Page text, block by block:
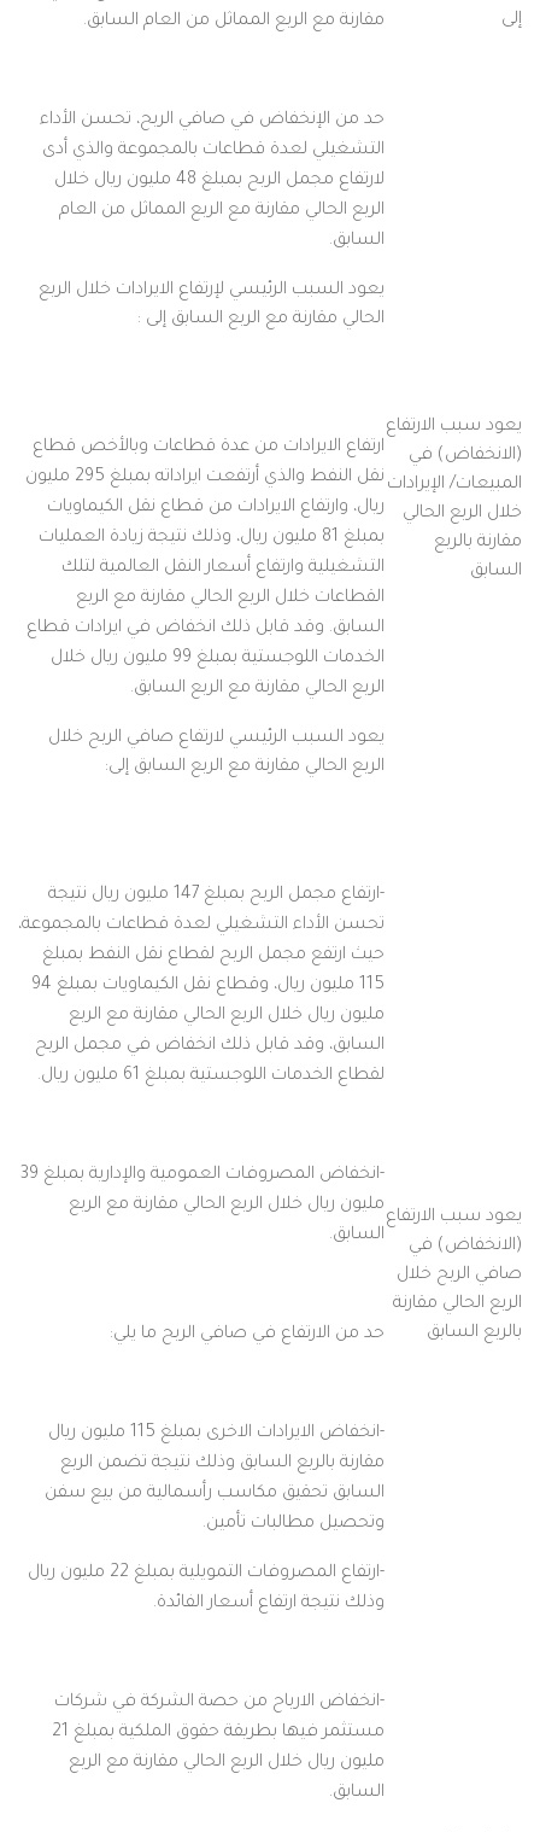
إلى
مقارنة مع الربع المماثل من العام السابق.
حد من الإنخفاض في صافي الربح، تحسن الأداء
التشغيلي لعدة قطاعات بالمجموعة والذي أدى
لارتفاع مجمل الربح بمبلغ 48 مليون ريال خلال
الربع الحالي مقارنة مع الربع المماثل من العام
السابق.
يعود سبب الارتفاع
(الانخفاض) في
المبيعات/ الإيرادات
خلال الربع الحالي
مقارنة بالربع
السابق
يعود السبب الرئيسي لإرتفاع الايرادات خلال الربع
الحالي مقارنة مع الربع السابق إلى :
ارتفاع الايرادات من عدة قطاعات وبالأخص قطاع
نقل النفط والذي أرتفعت ايراداته بمبلغ 295 مليون
ريال، وارتفاع الايرادات من قطاع نقل الكيماويات
بمبلغ 81 مليون ريال، وذلك نتيجة زيادة العمليات
التشغيلية وارتفاع أسعار النقل العالمية لتلك
القطاعات خلال الربع الحالي مقارنة مع الربع
السابق. وقد قابل ذلك انخفاض في ايرادات قطاع
الخدمات اللوجستية بمبلغ 99 مليون ريال خلال
الربع الحالي مقارنة مع الربع السابق.
يعود سبب الارتفاع
(الانخفاض) في
صافي الربح خلال
الربع الحالي مقارنة
بالربع السابق
يعود السبب الرئيسي لارتفاع صافي الربح خلال
الربع الحالي مقارنة مع الربع السابق إلى:
-ارتفاع مجمل الربح بمبلغ 147 مليون ريال نتيجة
تحسن الأداء التشغيلي لعدة قطاعات بالمجموعة،
حيث ارتفع مجمل الربح لقطاع نقل النفط بمبلغ
115 مليون ريال، وقطاع نقل الكيماويات بمبلغ 94
مليون ريال خلال الربع الحالي مقارنة مع الربع
السابق، وقد قابل ذلك انخفاض في مجمل الربح
لقطاع الخدمات اللوجستية بمبلغ 61 مليون ريال.
-انخفاض المصروفات العمومية والإدارية بمبلغ 39
مليون ريال خلال الربع الحالي مقارنة مع الربع
السابق.
حد من الارتفاع في صافي الربح ما يلي:
-انخفاض الايرادات الاخرى بمبلغ 115 مليون ريال
مقارنة بالربع السابق وذلك نتيجة تضمن الربع
السابق تحقيق مكاسب رأسمالية من بيع سفن
وتحصيل مطالبات تأمين.
-ارتفاع المصروفات التمويلية بمبلغ 22 مليون ريال
وذلك نتيجة ارتفاع أسعار الفائدة.
-انخفاض الارباح من حصة الشركة في شركات
مستثمر فيها بطريقة حقوق الملكية بمبلغ 21
مليون ريال خلال الربع الحالي مقارنة مع الربع
السابق.